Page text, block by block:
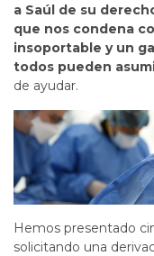
a Saúl de su
que nos condena
insoportable y un
todos pueden
de ayudar.
Hemos presentado
solicitando una